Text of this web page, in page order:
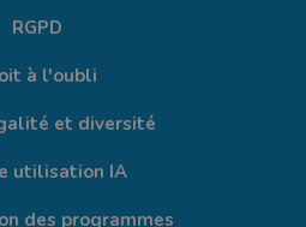
RGPD
à l'oubli
et diversité
utilisation IA
des programmes